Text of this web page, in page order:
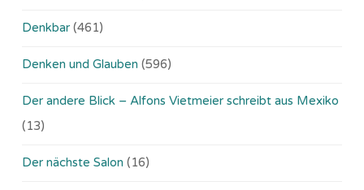
Denkbar (461)
Denken und Glauben (596)
Der andere Blick – Alfons Vietmeier schreibt aus Mexiko
(13)
Der nächste Salon (16)